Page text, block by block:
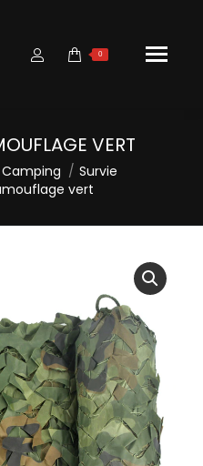
0
VERT
Survie
vert